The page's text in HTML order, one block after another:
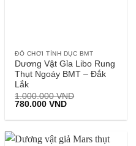
ĐỒ CHƠI TÌNH DỤC BMT
Dương Vật Gỉa Libo Rung
Thụt Ngoáy BMT – Đắk
Lắk
1.000.000VND
Giá
là:
780.000VNDGiá
tại
780.000 VND.